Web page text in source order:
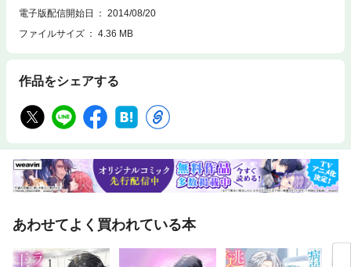
電子版配信開始日
2014/08/20
ファイルサイズ
4.36 MB
作品をシェアする
あわせてよく買われている本